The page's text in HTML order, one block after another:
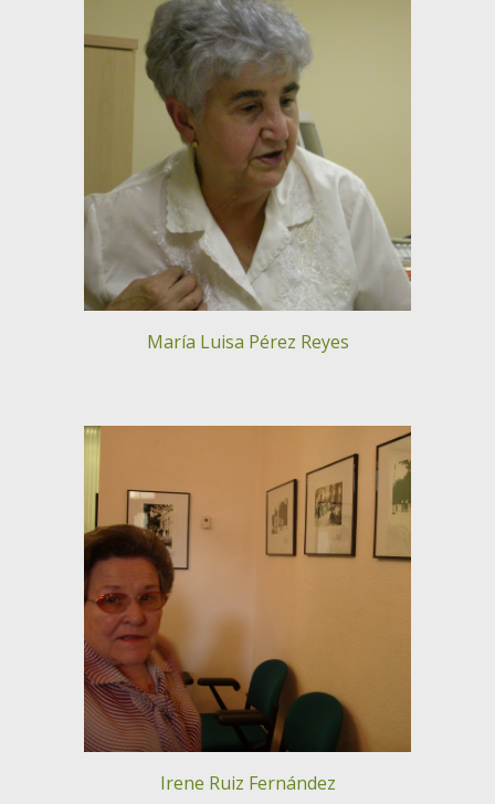
María Luisa Pérez Reyes
Irene Ruiz Fernández